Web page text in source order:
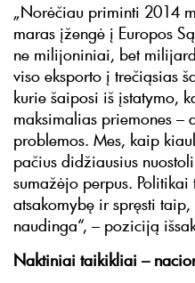
„Norėčiau priminti 2014
maras įžengė į Europos
ne milijoniniai, bet
viso eksporto į trečiąsias
kurie šaiposi iš įstatymo,
maksimalias priemones –
problemos. Mes, kaip
pačius didžiausius
sumažėjo perpus.
atsakomybę ir spręsti
naudinga“, – poziciją
Naktiniai taikikliai –